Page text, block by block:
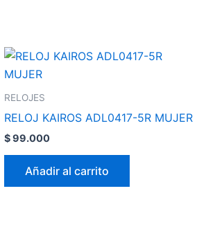
RELOJES
RELOJ KAIROS ADL0417-5R MUJER
$99.000
Añadir al carrito